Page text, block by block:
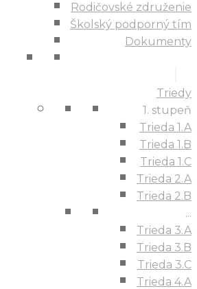
Rodičovské združenie
Školský podporný tím
Dokumenty
Triedy
1. stupeň
Trieda 1.A
Trieda 1.B
Trieda 1.C
Trieda 2.A
Trieda 2.B
...
Trieda 3.A
Trieda 3.B
Trieda 3.C
Trieda 4.A